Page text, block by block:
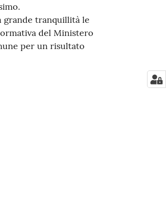
tranquillità le
del Ministero
per un risultato